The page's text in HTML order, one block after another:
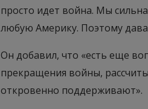
просто идет война. Мы
любую Америку. Поэтому
Он добавил, что «есть еще
прекращения войны,
откровенно поддерживают».